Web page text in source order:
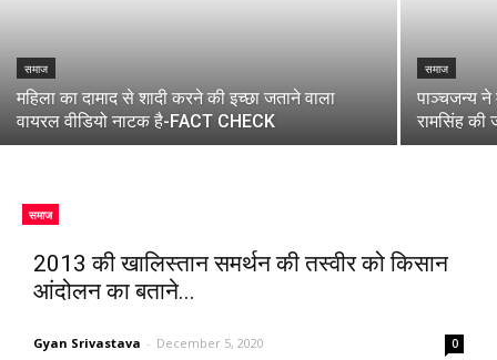
समाज
महिला का दामाद से शादी करने की इच्छा जताने वाला
वायरल वीडियो नाटक है-FACT CHECK
समाज
पाञ्चजन्य ने
रामसिंह की
समाज
2013 की खालिस्तान समर्थन की तस्वीर को किसान
आंदोलन का बताने...
Gyan Srivastava - December 5, 2020 0